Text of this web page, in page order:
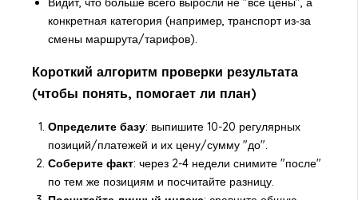
конкретная категория (например, транспорт из‑за
смены маршрута/тарифов).
Короткий алгоритм проверки результата
(чтобы понять, помогает ли план)
Определите базу: выпишите 10-20 регулярных
позиций/платежей и их цену/сумму "до".
Соберите факт: через 2-4 недели снимите "после"
по тем же позициям и посчитайте разницу.